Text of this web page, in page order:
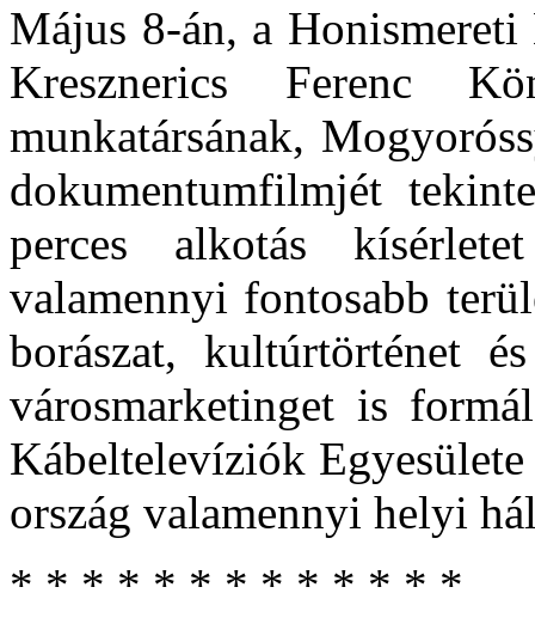
Május 8-án, a Honismereti
Kresznerics Ferenc
munkatársának,
dokumentumfilmjét
perces alkotás
valamennyi fontosabb
borászat, kultúrtörténet
városmarketinget is
Kábeltelevíziók
ország valamennyi helyi
* * * * * * * * * * * * *